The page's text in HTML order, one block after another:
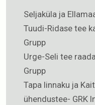
Seljaküla ja
Tuudi-Ridase tee
Grupp
Urge-Seli tee
Grupp
Tapa linnaku ja
ühendustee- GRK